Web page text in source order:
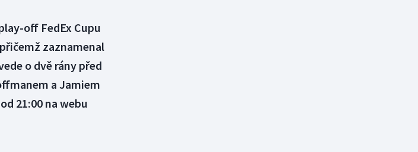
off FedEx Cupu
zaznamenal
o dvě rány před
a Jamiem
21:00 na webu